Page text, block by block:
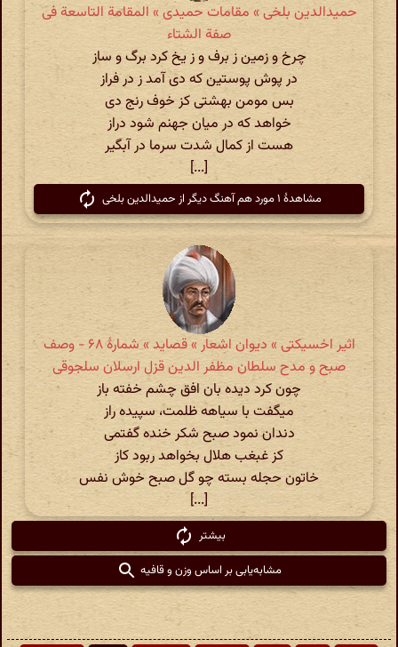
حمیدالدین بلخی » مقامات حمیدی » المقامة التاسعة فی
صفة الشتاء
چرخ و زمین ز برف و ز یخ کرد برگ و ساز
در پوش پوستین که دی آمد ز در فراز
بس مومن بهشتی کز خوف رنج دی
خواهد که در میان جهنم شود دراز
هست از کمال شدت سرما در آبگیر
[...]
مشاهدهٔ ۱ مورد هم آهنگ دیگر از حمیدالدین بلخی
اثیر اخسیکتی » دیوان اشعار » قصاید » شمارهٔ ۶۸ - وصف
صبح و مدح سلطان مظفر الدین قزل ارسلان سلجوقی
چون کرد دیده بان افق چشم خفته باز
میگفت با سیاهه ظلمت، سپیده راز
دندان نمود صبح شکر خنده گفتمی
کز غبغب هلال بخواهد ربود کاز
خاتون حجله بسته چو گل صبح خوش نفس
[...]
بیشتر
مشابه‌یابی بر اساس وزن و قافیه